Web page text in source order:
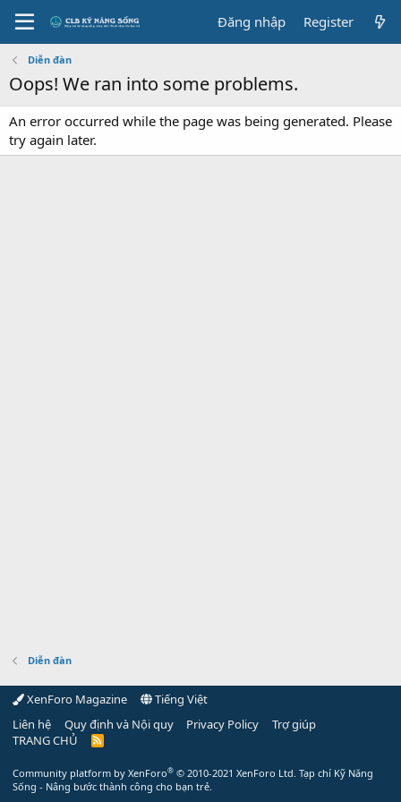
Đăng nhập Register
Diễn đàn
Oops! We ran into some problems.
An error occurred while the page was being generated. Please
try again later.
Diễn đàn
XenForo Magazine
Tiếng Việt
Liên hệ
Quy định và Nội quy Privacy Policy
Trợ giúp
TRANG CHỦ
R
Community platform by XenForo® © 2010-2021 XenForo Ltd. Tạp chí Kỹ Năng
Sống - Nâng bước thành công cho bạn trẻ.